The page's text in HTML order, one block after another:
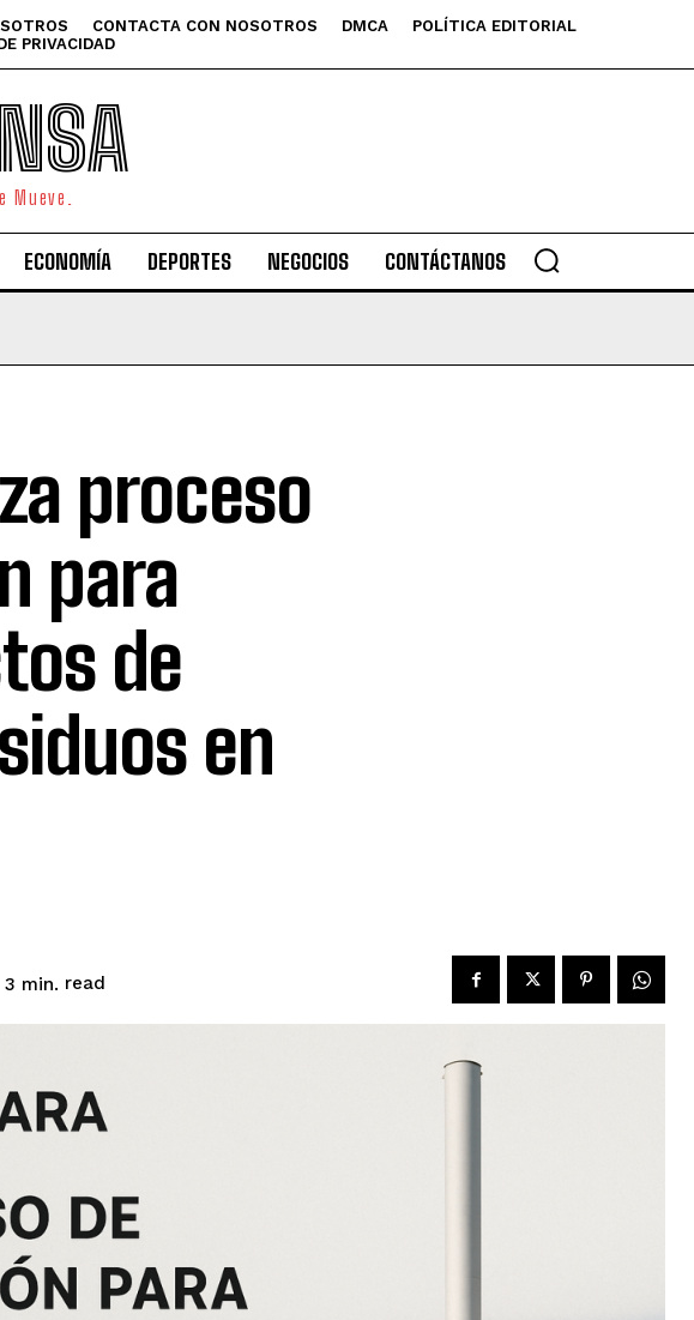
CONTACTA CON NOSOTROS DMCA
POLÍTICA EDITORIAL
PRIVACIDAD
ECONOMÍA DEPORTES NEGOCIOS CONTÁCTANOS
proceso
para
de
en
3 min. read